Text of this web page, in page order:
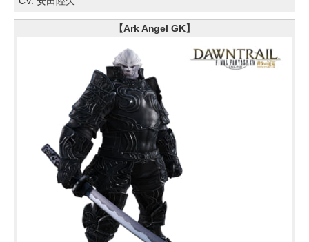
【Ark Angel GK】